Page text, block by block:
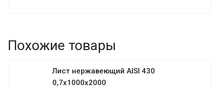
Похожие товары
Лист нержавеющий AISI 430
0,7х1000х2000